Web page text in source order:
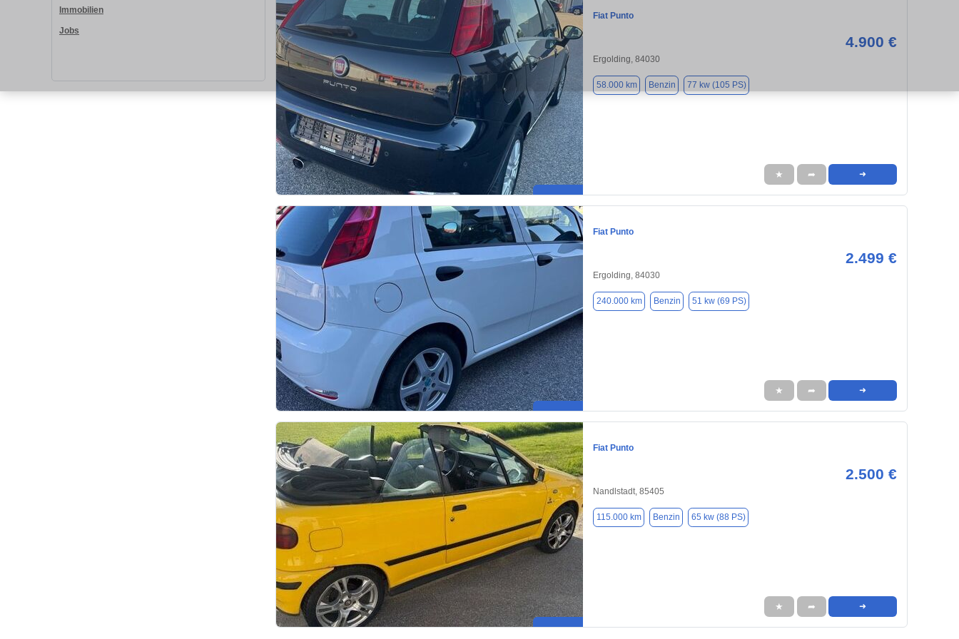
Immobilien
Jobs
Fiat Punto
4.900 €
Ergolding, 84030
58.000 km Benzin 77 kw (105 PS)
★ ➦ ➜
Fiat Punto
2.499 €
Ergolding, 84030
240.000 km Benzin 51 kw (69 PS)
★ ➦ ➜
Fiat Punto
2.500 €
Nandlstadt, 85405
115.000 km Benzin 65 kw (88 PS)
★ ➦ ➜